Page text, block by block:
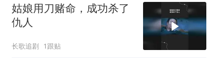
姑娘用刀赌命，成功杀了
仇人
长歌追剧 1跟贴